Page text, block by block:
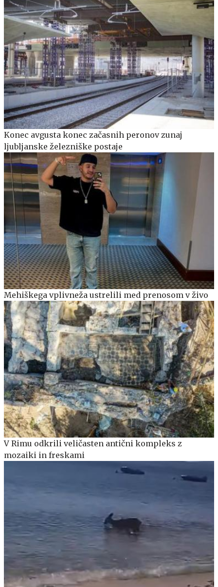
Konec avgusta konec začasnih peronov zunaj
ljubljanske železniške postaje
Mehiškega vplivneža ustrelili med prenosom v živo
V Rimu odkrili veličasten antični kompleks z
mozaiki in freskami